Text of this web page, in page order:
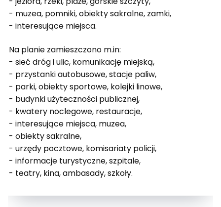
- muzea, pomniki, obiekty sakralne, zamki,
- interesujące miejsca.
Na planie zamieszczono m.in:
- sieć dróg i ulic, komunikację miejską,
- przystanki autobusowe, stacje paliw,
- parki, obiekty sportowe, kolejki linowe,
- budynki użyteczności publicznej,
- kwatery noclegowe, restauracje,
- interesujące miejsca, muzea,
- obiekty sakralne,
- urzędy pocztowe, komisariaty policji,
- informacje turystyczne, szpitale,
- teatry, kina, ambasady, szkoły.